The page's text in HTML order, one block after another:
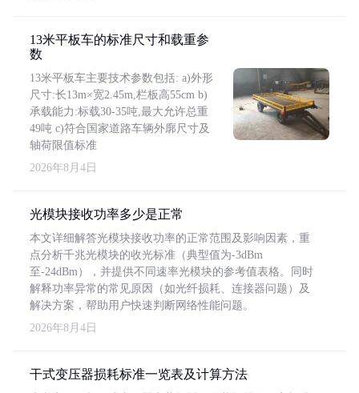
13米平板车的标准尺寸和载重参
数
13米平板车主要技术参数包括: a)外形
尺寸:长13m×宽2.45m,栏板高55cm b)
承载能力:标载30-35吨,最大允许总重
49吨 c)符合国家道路车辆外廓尺寸及
轴荷限值标准
2026年8月4日
光模块接收功率多少是正常
本文详细解答光模块接收功率的正常范围及影响因素，重
点分析千兆光模块的收光标准（典型值为-3dBm
至-24dBm），并提供不同速率光模块的参考值表格。同时
解释功率异常的常见原因（如光纤损耗、连接器问题）及
解决方案，帮助用户快速判断网络性能问题。
2026年8月4日
干式变压器损耗标准一览表及计算方法